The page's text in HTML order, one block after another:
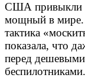
США привыкли
мощный в мире.
тактика
показала, что
перед
беспилотниками.